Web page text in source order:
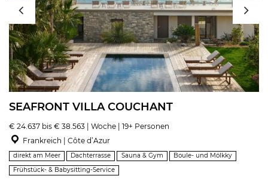
SEAFRONT VILLA COUCHANT
€ 24.637 bis € 38.563 | Woche | 19+ Personen
Frankreich | Côte d’Azur
direkt am Meer Dachterrasse Sauna & Gym
Boule- und Mölkky
Frühstück- & Babysitting-Service